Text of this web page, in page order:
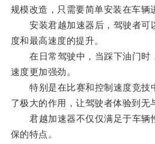
规模改造，只需要简单安装在车辆
安装君越加速器后，驾驶者可
度和最高速度的提升。
在日常驾驶中，当踩下油门时
速度更加强劲。
特别是在比赛和控制速度竞技
了极大的作用，让驾驶者体验到无
君越加速器不仅仅满足于车辆
保的特点。